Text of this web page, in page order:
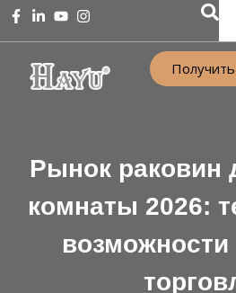
Рынок раковин
комнаты 2026:
возможности